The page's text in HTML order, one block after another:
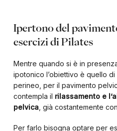
Ipertono del
esercizi di Pilates
Mentre quando si è in
ipotonico l’obiettivo è quello
perineo, per il pavimento
contempla il rilassamento e
pelvica , già costantemente
Per farlo bisogna optare per